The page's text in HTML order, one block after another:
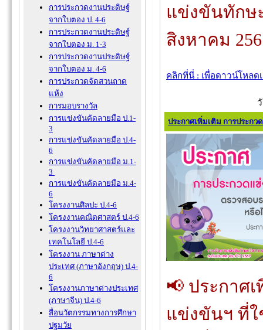
การประกวดงานประดิษฐ์
จากใบตอง ป. 4-6
การประกวดงานประดิษฐ์
จากใบตอง ม. 1-3
การประกวดงานประดิษฐ์
จากใบตอง ม. 4-6
การประกวดจัดสวนถาด
แห้ง
การมอบรางวัล
การแข่งขันคัดลายมือ ป.1-
3
การแข่งขันคัดลายมือ ป.4-
6
การแข่งขันคัดลายมือ ม.1-
3
การแข่งขันคัดลายมือ ม.4-
6
โครงงานศิลปะ ป.4-6
โครงงานคณิตศาสตร์ ป.4-6
โครงงานวิทยาศาสตร์และ
เทคโนโลยี ป.4-6
โครงงาน ภาษาต่าง
ประเทศ (ภาษาอังกฤษ) ป.4-
6
โครงงานภาษาต่างประเทศ
(ภาษาจีน) ป.4-6
สื่อนวัตกรรมทางการศึกษา
ปฐมวัย
แข่งขันทักษ
สิงหาคม
คลิกที่นี่ : เพื่อดาวน์โหลด
ประกาศเพิ่มเติม การประก
📢 ประกาศ
แข่งขันฯ ที่